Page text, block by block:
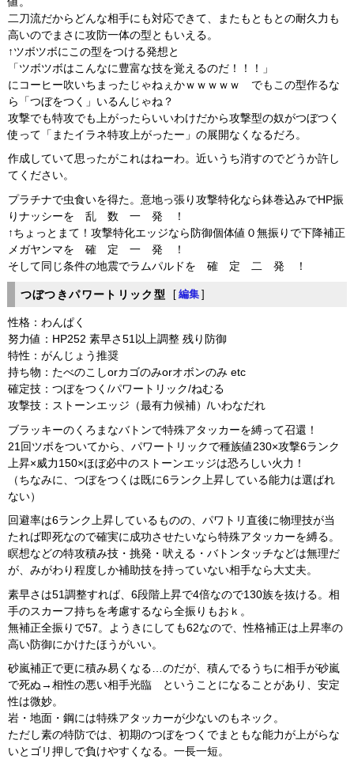
二刀流だからどんな相手にも対応できて、またもともとの耐久力も
高いのでまさに攻防一体の型ともいえる。
↑ツボツボにこの型をつける発想と
「ツボツボはこんなに豊富な技を覚えるのだ！！！」
にコーヒー吹いちまったじゃねぇかｗｗｗｗｗ でもこの型作るな
ら「つぼをつく」いるんじゃね？
攻撃でも特攻でも上がったらいいわけだから攻撃型の奴がつぼつく
使って「またイラネ特攻上がったー」の展開なくなるだろ。
作成していて思ったがこれはねーわ。近いうち消すのでどうか許し
てください。
プラチナで虫食いを得た。意地っ張り攻撃特化なら鉢巻込みでHP振
りナッシーを 乱 数 一 発 ！
↑ちょっとまて！攻撃特化エッジなら防御個体値０無振りで下降補正
メガヤンマを 確 定 一 発 ！
そして同じ条件の地震でラムパルドを 確 定 二 発 ！
つぼつきパワートリック型 [ 編集 ]
性格：わんぱく
努力値：HP252 素早さ51以上調整 残り防御
特性：がんじょう推奨
持ち物：たべのこしorカゴのみorオボンのみ etc
確定技：つぼをつく/パワートリック/ねむる
攻撃技：ストーンエッジ（最有力候補）/いわなだれ
ブラッキーのくろまなバトンで特殊アタッカーを縛って召還！
21回ツボをついてから、パワートリックで種族値230×攻撃6ランク
上昇×威力150×ほぼ必中のストーンエッジは恐ろしい火力！
（ちなみに、つぼをつくは既に6ランク上昇している能力は選ばれ
ない）
回避率は6ランク上昇しているものの、パワトリ直後に物理技が当
たれば即死なので確実に成功させたいなら特殊アタッカーを縛る。
瞑想などの特攻積み技・挑発・吠える・バトンタッチなどは無理だ
が、みがわり程度しか補助技を持っていない相手なら大丈夫。
素早さは51調整すれば、6段階上昇で4倍なので130族を抜ける。相
手のスカーフ持ちを考慮するなら全振りもおｋ。
無補正全振りで57。ようきにしても62なので、性格補正は上昇率の
高い防御にかけたほうがいい。
砂嵐補正で更に積み易くなる…のだが、積んでるうちに相手が砂嵐
で死ぬ→相性の悪い相手光臨 ということになることがあり、安定
性は微妙。
岩・地面・鋼には特殊アタッカーが少ないのもネック。
ただし素の特防では、初期のつぼをつくでまともな能力が上がらな
いとゴリ押しで負けやすくなる。一長一短。